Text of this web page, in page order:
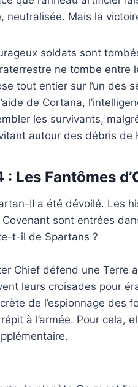
neutralisée. Mais la
soldats sont
ne tombe entre
tout entier sur l’un des
de Cortana,
les survivants,
autour des débris de
: Les Fantômes
II a été dévoilé. Les
Covenant sont entrées
t-il de Spartans ?
Chief défend une Terre
leurs croisades pour
de l’espionnage des
à l’armée. Pour cela,